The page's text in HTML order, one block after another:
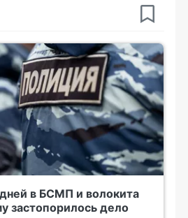
в БСМП и волокита
застопорилось дело